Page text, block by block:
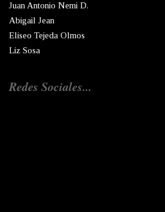
Juan Antonio Nemi D.
Abigail Jean
Eliseo Tejeda Olmos
Liz Sosa
Redes Sociales...